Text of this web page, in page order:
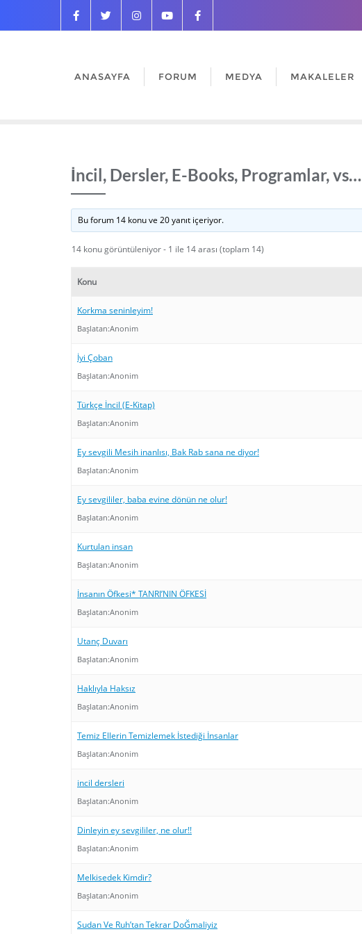
ANASAYFA FORUM MEDYA MAKALELER
İncil, Dersler, E-Books, Programlar, vs…
Bu forum 14 konu ve 20 yanıt içeriyor.
14 konu görüntüleniyor - 1 ile 14 arası (toplam 14)
Konu
Korkma seninleyim!
Başlatan:Anonim
İyi Çoban
Başlatan:Anonim
Türkçe İncil (E-Kitap)
Başlatan:Anonim
Ey sevgili Mesih inanlısı, Bak Rab sana ne diyor!
Başlatan:Anonim
Ey sevgililer, baba evine dönün ne olur!
Başlatan:Anonim
Kurtulan insan
Başlatan:Anonim
İnsanın Öfkesi* TANRI’NIN ÖFKESİ
Başlatan:Anonim
Utanç Duvarı
Başlatan:Anonim
Haklıyla Haksız
Başlatan:Anonim
Temiz Ellerin Temizlemek İstediği İnsanlar
Başlatan:Anonim
incil dersleri
Başlatan:Anonim
Dinleyin ey sevgililer, ne olur!!
Başlatan:Anonim
Melkisedek Kimdir?
Başlatan:Anonim
Sudan Ve Ruh’tan Tekrar DoĞmaliyiz